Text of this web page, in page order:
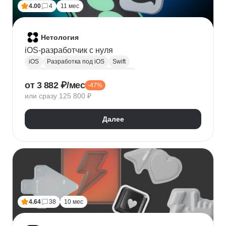
4.00 4 11 мес
Нетология
iOS-разработчик с нуля
iOS Разработка под iOS
Swift
Асинхронное программирование
Разработка
Многопоточность
Тестирование мобильных приложений
GitHub
от 3 882 ₽/мес -47%
или сразу 125 800 ₽
Далее
4.64 38 10 мес